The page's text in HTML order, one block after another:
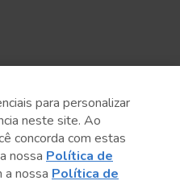
para personalizar
neste site. Ao
concorda com estas
nossa Política de
a nossa Política de